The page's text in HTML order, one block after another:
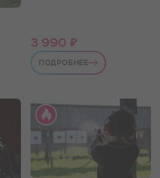
3 990 ₽
ПОДРОБНЕЕ